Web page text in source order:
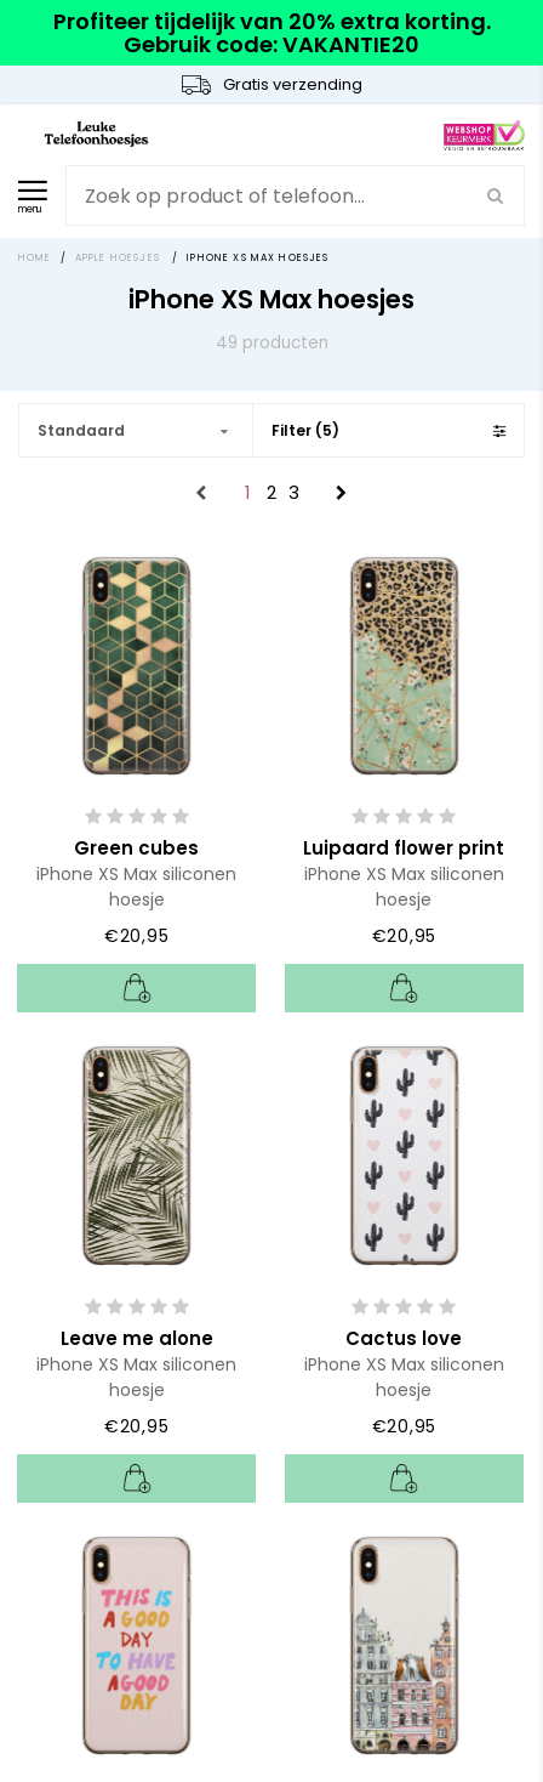
Profiteer tijdelijk van 20% extra korting.
Gebruik code: VAKANTIE20
Gratis verzending
menu
HOME / APPLE HOESJES / IPHONE XS MAX HOESJES
iPhone XS Max hoesjes
49 producten
Standaard Filter (5)
1 2 3
Green cubes
iPhone XS Max siliconen
hoesje
€20,95
Luipaard flower print
iPhone XS Max siliconen
hoesje
€20,95
Leave me alone
iPhone XS Max siliconen
hoesje
€20,95
Cactus love
iPhone XS Max siliconen
hoesje
€20,95